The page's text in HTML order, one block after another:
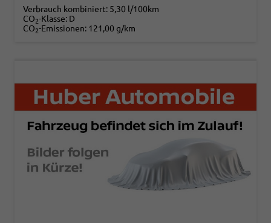
Verbrauch kombiniert: 5,30 l/100km
CO2-Klasse: D
CO2-Emissionen: 121,00 g/km